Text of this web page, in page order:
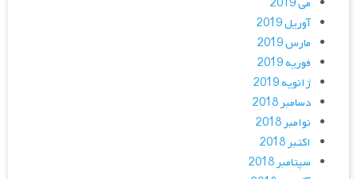
می 2019
آوریل 2019
مارس 2019
فوریه 2019
ژانویه 2019
دسامبر 2018
نوامبر 2018
اکتبر 2018
سپتامبر 2018